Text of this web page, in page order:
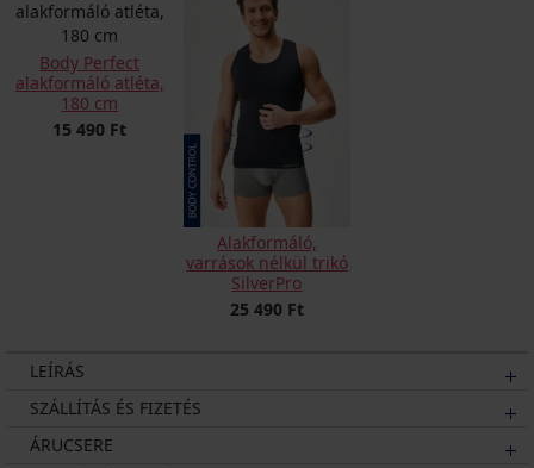
Body Perfect
alakformáló atléta,
180 cm
15 490 Ft
Alakformáló,
varrások nélkül trikó
SilverPro
25 490 Ft
LEÍRÁS
SZÁLLÍTÁS ÉS FIZETÉS
ÁRUCSERE